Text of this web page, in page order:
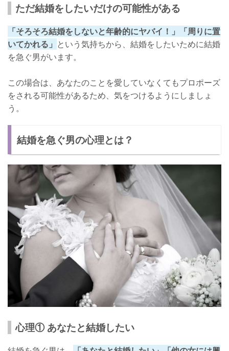
ただ結婚をしたいだけの可能性がある
「そろそろ結婚をしないと年齢的にヤバイ！」「周りに置
いてかれる」 という気持ちから、結婚をしたいために結婚
を急ぐ男がいます。
この場合は、あなたのことを愛していなくてもプロポーズ
をされる可能性があるため、気をつけるようにしましょ
う。
結婚を急ぐ男の心理とは？
心理① あなたと結婚したい